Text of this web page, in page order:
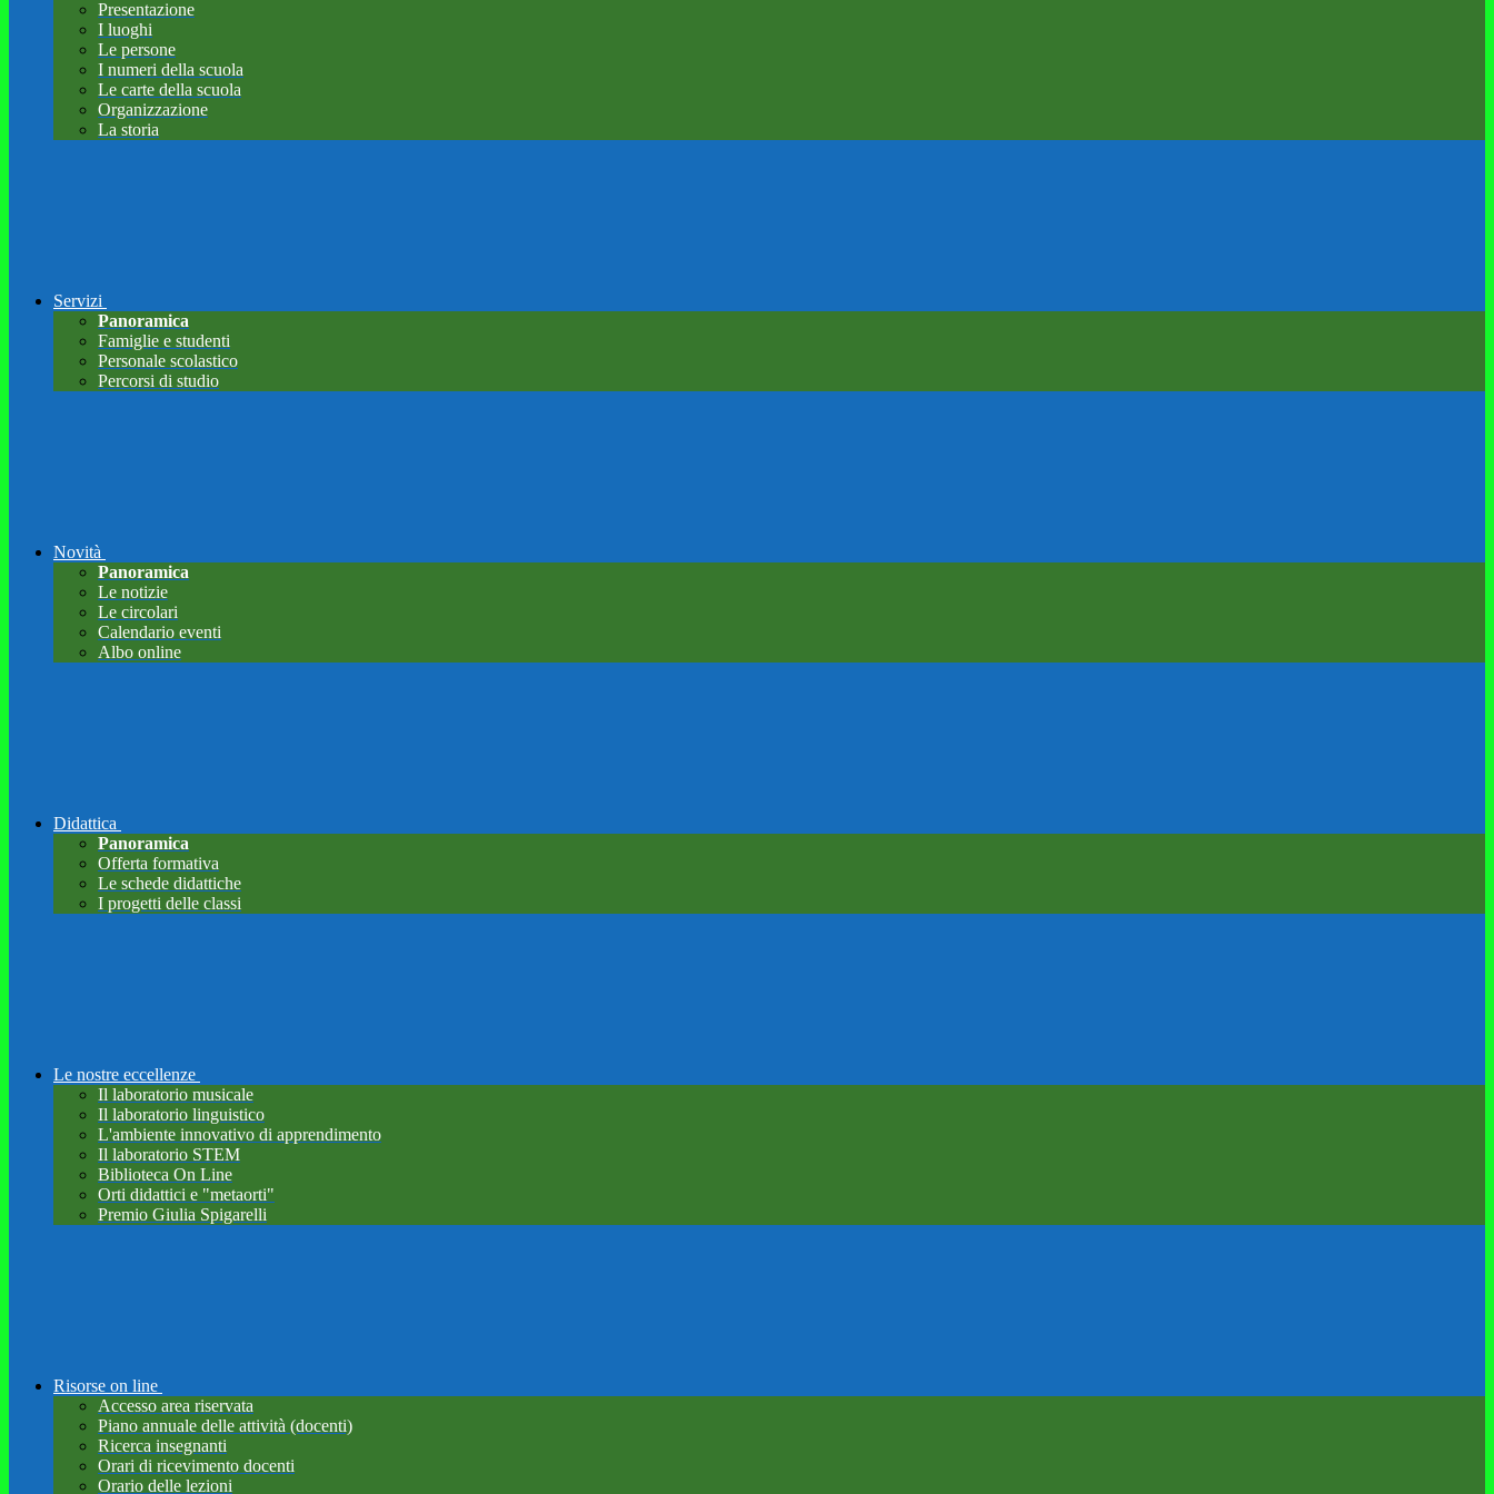
Presentazione
I luoghi
Le persone
I numeri della scuola
Le carte della scuola
Organizzazione
La storia
Servizi
Panoramica
Famiglie e studenti
Personale scolastico
Percorsi di studio
Novità
Panoramica
Le notizie
Le circolari
Calendario eventi
Albo online
Didattica
Panoramica
Offerta formativa
Le schede didattiche
I progetti delle classi
Le nostre eccellenze
Il laboratorio musicale
Il laboratorio linguistico
L'ambiente innovativo di apprendimento
Il laboratorio STEM
Biblioteca On Line
Orti didattici e "metaorti"
Premio Giulia Spigarelli
Risorse on line
Accesso area riservata
Piano annuale delle attività (docenti)
Ricerca insegnanti
Orari di ricevimento docenti
Orario delle lezioni